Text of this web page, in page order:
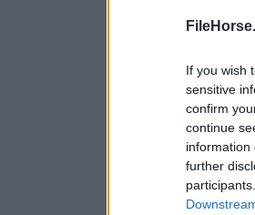
If you wish
sensitive
confirm
continue
information
further